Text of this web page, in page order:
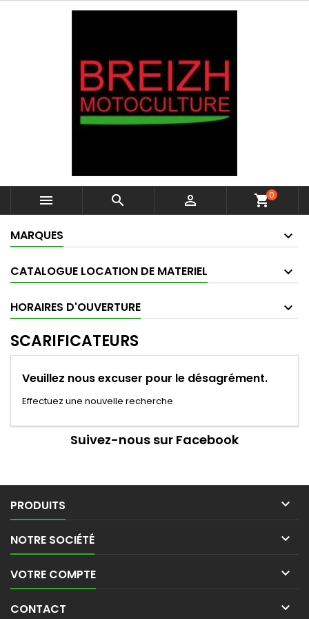
   shopping_cart0
MARQUES
CATALOGUE LOCATION DE MATERIEL
HORAIRES D'OUVERTURE
SCARIFICATEURS
Veuillez nous excuser pour le désagrément.
Effectuez une nouvelle recherche
Suivez-nous sur Facebook
PRODUITS 
NOTRE SOCIÉTÉ 
VOTRE COMPTE 
CONTACT 